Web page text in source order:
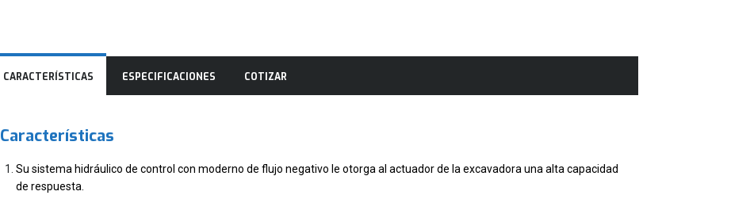
CARACTERÍSTICAS ESPECIFICACIONES COTIZAR
Características
Su sistema hidráulico de control con moderno de flujo negativo le otorga al actuador de la excavadora una alta capacidad
de respuesta.